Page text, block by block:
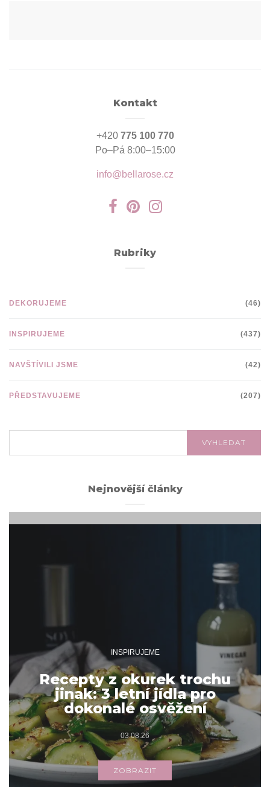
Kontakt
+420 775 100 770
Po–Pá 8:00–15:00
info@bellarose.cz
Rubriky
DEKORUJEME (46)
INSPIRUJEME (437)
NAVŠTÍVILI JSME (42)
PŘEDSTAVUJEME (207)
VYHLEDAT
Nejnovější články
INSPIRUJEME
Recepty z okurek trochu
jinak: 3 letní jídla pro
dokonalé osvěžení
03.08.26
ZOBRAZIT